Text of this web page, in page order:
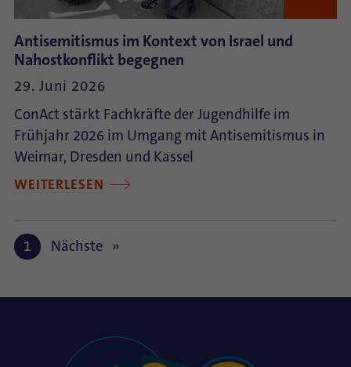
Antisemitismus im Kontext von Israel und
Nahostkonflikt begegnen
29. Juni 2026
ConAct stärkt Fachkräfte der Jugendhilfe im
Frühjahr 2026 im Umgang mit Antisemitismus in
Weimar, Dresden und Kassel
WEITERLESEN
1 Nächste